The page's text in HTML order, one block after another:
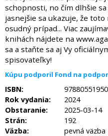
schopnosti, no čím dlhšie
jasnejšie sa ukazuje, že
osudný prípad... Viac
knihách nájdete na
sa a staňte sa aj Vy
spisovateľky!
Kúpu podporil Fond na
ISBN:
Rok vydania:
2024
Obstaranie:
2025-03-14
Strán:
192
Väzba:
pevná väzba